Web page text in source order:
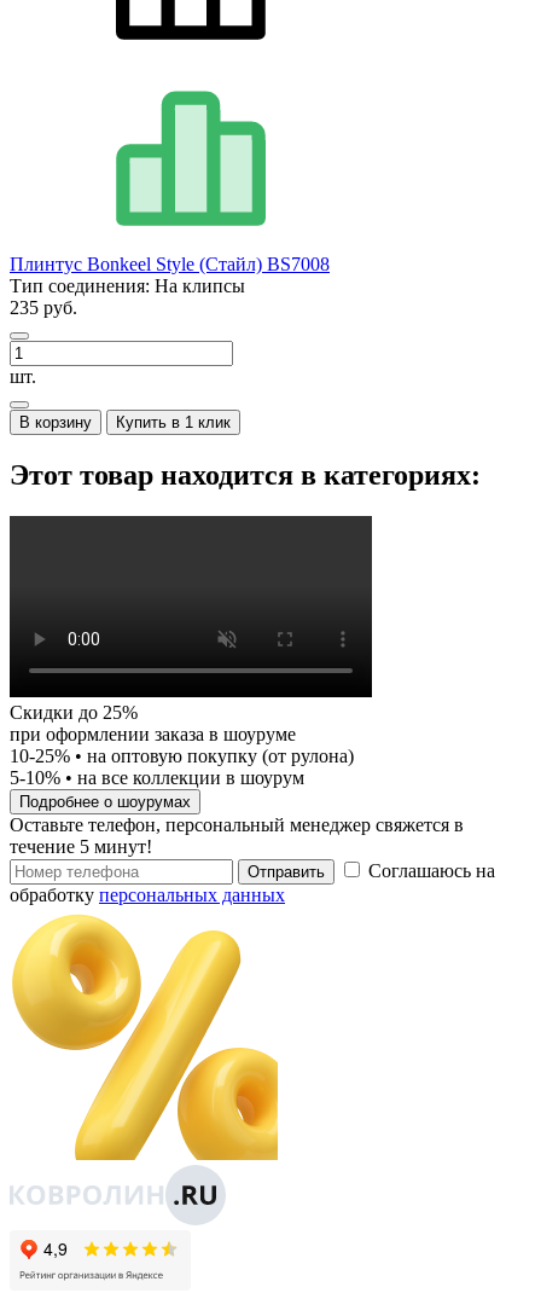
Плинтус Bonkeel Style (Стайл) BS7008
Тип соединения: На клипсы
235 руб.
шт.
В корзину Купить в 1 клик
Этот товар находится в категориях:
Скидки до 25%
при оформлении заказа в шоуруме
10-25% • на оптовую покупку (от рулона)
5-10% • на все коллекции в шоурум
Подробнее о шоурумах
Оставьте телефон, персональный менеджер свяжется в
течение 5 минут!
Отправить
Соглашаюсь на
обработку персональных данных